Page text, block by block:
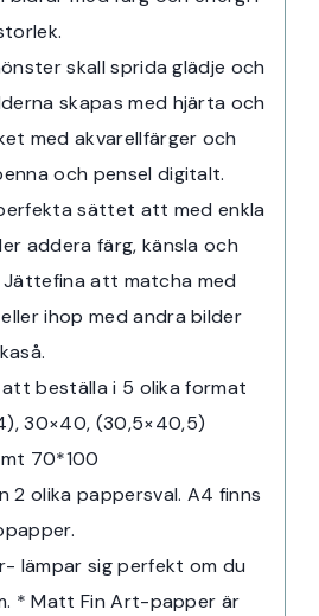
skall sprida glädje och
skapas med hjärta och
med akvarellfärger och
och pensel digitalt.
sättet att med enkla
addera färg, känsla och
Jättefina att matcha med
ihop med andra bilder
beställa i 5 olika format
30×40, (30,5×40,5)
70*100
2 olika pappersval. A4 finns
lämpar sig perfekt om du
* Matt Fin Art-papper är